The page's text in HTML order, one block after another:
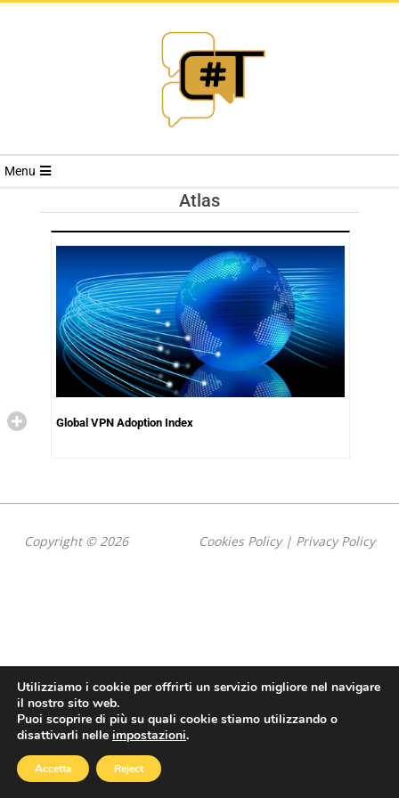
RIVISTA
TRENDS
Menu
Atlas
Global VPN Adoption Index
Copyright © 2026 Cookies Policy| Privacy Policy
Utilizziamo i cookie per offrirti un servizio migliore nel navigare
il nostro sito web.
Puoi scoprire di più su quali cookie stiamo utilizzando o
disattivarli nelle impostazioni.
Accetta Reject